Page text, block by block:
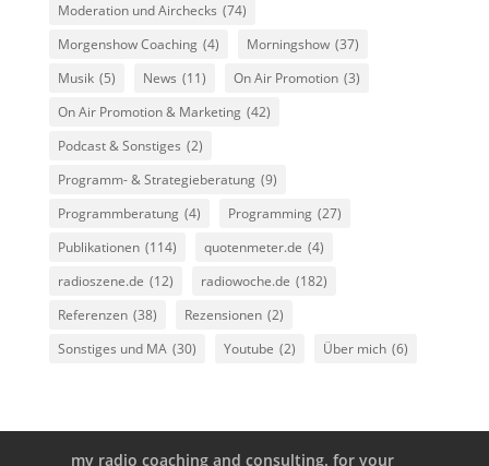
Moderation und Airchecks (74)
Morgenshow Coaching (4) Morningshow (37)
Musik (5) News (11) On Air Promotion (3)
On Air Promotion & Marketing (42)
Podcast & Sonstiges (2)
Programm- & Strategieberatung (9)
Programmberatung (4) Programming (27)
Publikationen (114) quotenmeter.de (4)
radioszene.de (12) radiowoche.de (182)
Referenzen (38) Rezensionen (2)
Sonstiges und MA (30) Youtube (2) Über mich (6)
my radio coaching and consulting. for your